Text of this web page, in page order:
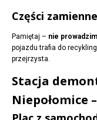
Części
Pamiętaj – nie
pojazdu trafia do
przejrzysta.
Stacja